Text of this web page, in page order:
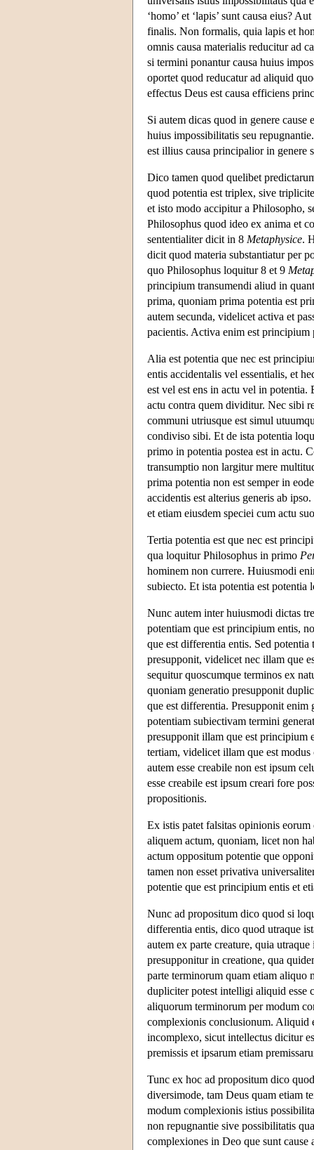
‘homo’ et ‘lapis’ sunt causa eius?
finalis. Non formalis, quia lapis et
omnis causa materialis reducitur ad
si termini ponantur causa huius
oportet quod reducatur ad aliquid
effectus Deus est causa efficiens
Si autem dicas quod in genere
huius impossibilitatis seu
est illius causa principalior in genere
Dico tamen quod quelibet
quod potentia est triplex, sive
et isto modo accipitur a Philosopho,
Philosophus quod ideo ex anima et
sententialiter dicit in 8 Metaphysice.
dicit quod materia substantiatur per
quo Philosophus loquitur 8 et 9
principium transumendi aliud in
prima, quoniam prima potentia est
autem secunda, videlicet activa et
pacientis. Activa enim est principium
Alia est potentia que nec est
entis accidentalis vel essentialis, et
est vel est ens in actu vel in potentia.
actu contra quem dividitur. Nec sibi
communi utriusque est simul
condiviso sibi. Et de ista potentia
primo in potentia postea est in actu.
transumptio non largitur mere
prima potentia non est semper in
accidentis est alterius generis ab
et etiam eiusdem speciei cum actu
Tertia potentia est que nec est
qua loquitur Philosophus in primo
hominem non currere. Huiusmodi
subiecto. Et ista potentia est potentia
Nunc autem inter huiusmodi dictas
potentiam que est principium entis,
que est differentia entis. Sed
presupponit, videlicet nec illam que
sequitur quoscumque terminos ex
quoniam generatio presupponit
que est differentia. Presupponit enim
potentiam subiectivam termini
presupponit illam que est principium
tertiam, videlicet illam que est
autem esse creabile non est ipsum
esse creabile est ipsum creari fore
propositionis.
Ex istis patet falsitas opinionis
aliquem actum, quoniam, licet non
actum oppositum potentie que
tamen non esset privativa
potentie que est principium entis et
Nunc ad propositum dico quod si
differentia entis, dico quod utraque
autem ex parte creature, quia
presupponitur in creatione, qua
parte terminorum quam etiam aliquo
dupliciter potest intelligi aliquid esse
aliquorum terminorum per modum
complexionis conclusionum. Aliquid
incomplexo, sicut intellectus dicitur
premissis et ipsarum etiam
Tunc ex hoc ad propositum dico
diversimode, tam Deus quam etiam
modum complexionis istius
non repugnantie sive possibilitatis
complexiones in Deo que sunt